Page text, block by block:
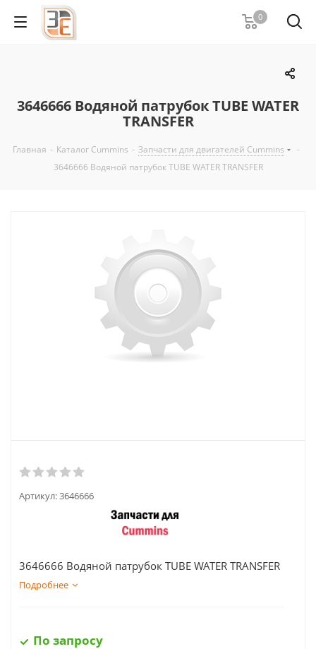
0
3646666 Водяной патрубок TUBE WATER
TRANSFER
Главная - Каталог Cummins - Запчасти для двигателей Cummins
-
3646666 Водяной патрубок TUBE WATER TRANSFER
Артикул:3646666
3646666 Водяной патрубок TUBE WATER TRANSFER
Подробнее
По запросу